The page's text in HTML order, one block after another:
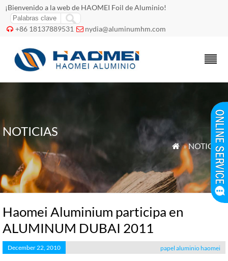
¡Bienvenido a la web de HAOMEI Foil de Aluminio!
 +86 18137889531  nydia@aluminumhm.com
NOTICIAS
 »NOTICIAS
Haomei Aluminium participa en
ALUMINUM DUBAI 2011
December 22, 2010 papel aluminio haomei